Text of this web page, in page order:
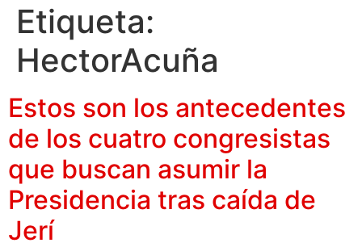
Etiqueta:
HectorAcuña
Estos son los antecedentes
de los cuatro congresistas
que buscan asumir la
Presidencia tras caída de
Jerí